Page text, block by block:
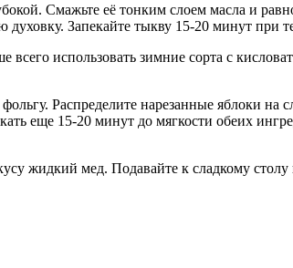
Смажьте её тонким слоем масла и
Запекайте тыкву 15-20 минут при
использовать зимние сорта с
Распределите нарезанные яблоки
еще 15-20 минут до мягкости обеих
жидкий мед. Подавайте к сладкому